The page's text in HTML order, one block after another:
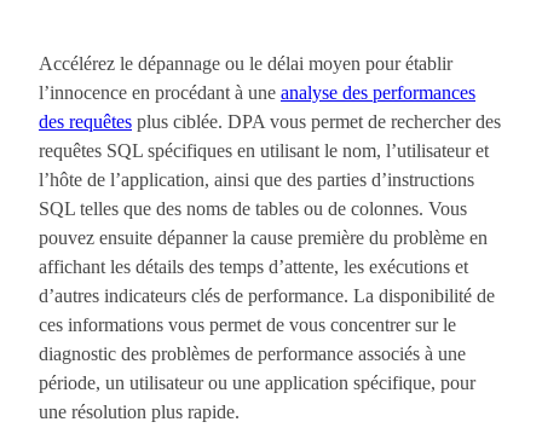
Accélérez le dépannage ou le délai moyen pour établir
l’innocence en procédant à une analyse des performances
des requêtes plus ciblée. DPA vous permet de rechercher des
requêtes SQL spécifiques en utilisant le nom, l’utilisateur et
l’hôte de l’application, ainsi que des parties d’instructions
SQL telles que des noms de tables ou de colonnes. Vous
pouvez ensuite dépanner la cause première du problème en
affichant les détails des temps d’attente, les exécutions et
d’autres indicateurs clés de performance. La disponibilité de
ces informations vous permet de vous concentrer sur le
diagnostic des problèmes de performance associés à une
période, un utilisateur ou une application spécifique, pour
une résolution plus rapide.